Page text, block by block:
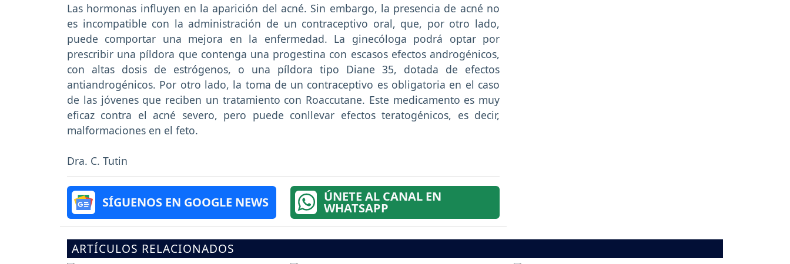
Las hormonas influyen en la aparición del acné. Sin embargo, la presencia de acné no
es incompatible con la administración de un contraceptivo oral, que, por otro lado,
puede comportar una mejora en la enfermedad. La ginecóloga podrá optar por
prescribir una píldora que contenga una progestina con escasos efectos androgénicos,
con altas dosis de estrógenos, o una píldora tipo Diane 35, dotada de efectos
antiandrogénicos. Por otro lado, la toma de un contraceptivo es obligatoria en el caso
de las jóvenes que reciben un tratamiento con Roaccutane. Este medicamento es muy
eficaz contra el acné severo, pero puede conllevar efectos teratogénicos, es decir,
malformaciones en el feto.
Dra. C. Tutin
SÍGUENOS EN GOOGLE NEWS ÚNETE AL CANAL EN
WHATSAPP
ARTÍCULOS RELACIONADOS